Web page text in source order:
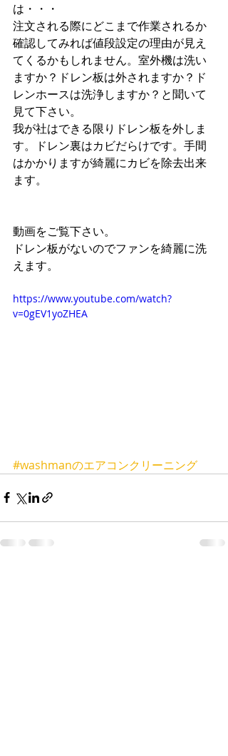
は・・・
注文される際にどこまで作業されるか
確認してみれば値段設定の理由が見え
てくるかもしれません。室外機は洗い
ますか？ドレン板は外されますか？ド
レンホースは洗浄しますか？と聞いて
見て下さい。
我が社はできる限りドレン板を外しま
す。ドレン裏はカビだらけです。手間
はかかりますが綺麗にカビを除去出来
ます。
動画をご覧下さい。
ドレン板がないのでファンを綺麗に洗
えます。
https://www.youtube.com/watch?
v=0gEV1yoZHEA
#washmanのエアコンクリーニング